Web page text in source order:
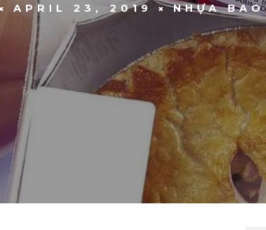
APRIL 23, 2019 NHỰA